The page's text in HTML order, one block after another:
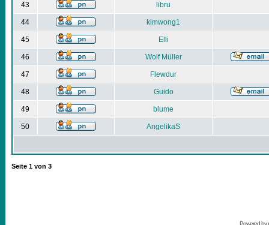
43 libru
44 kimwong1
45 Elli
46 Wolf Müller
47 Flewdur
48 Guido
49 blume
50 AngelikaS
Seite 1 von 3
Powered by